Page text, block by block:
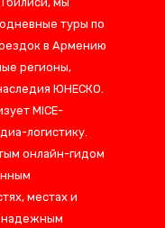
туры по
в Армению
регионы,
ЮНЕСКО.
MICE-
логистику.
онлайн-гидом
местах и
надежным